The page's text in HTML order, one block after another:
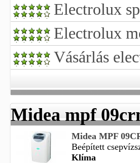
Electrolux
Electrolux
Vásárlás
Midea mpf
Midea MPF
Beépített
Klíma